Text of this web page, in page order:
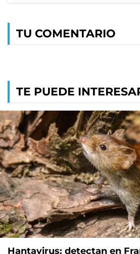
TU COMENTARIO
TE PUEDE
Hantavirus: detectan en